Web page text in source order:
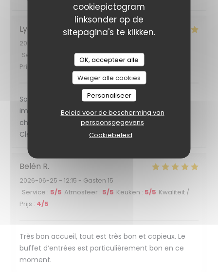
cookiepictogram
linksonder op de
sitepagina's te klikken.
OK, accepteer alle
Weiger alle cookies
Personaliseer
Beleid voor de bescherming van
persoonsgegevens
Cookiebeleid
Lydia
2026-06-27
Service
Atmosfeer:5/5 Keuken:
Prijs
Soirée mémorable avec un repas de fête : service
impeccable . Ambiance fabuleuse un dj qui a
chauffé le public de supporters ! Caza , Margot et
Clemence toujours aussi extraordinaires !!❤️❤️❤️❤️
Belén R
2026-06-25 - 12:15 - Gasten 15
Service : 5/5 Atmosfeer : 5/5 Keuken : 5/5 Kwaliteit /
Prijs : 4/5
Très bon accueil, tout est très bon et copieux. Le
buffet d’entrées est particulièrement bon en ce
moment.